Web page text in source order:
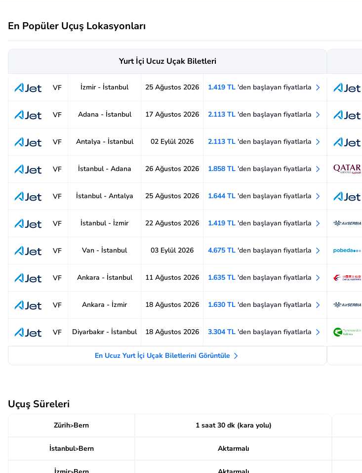
En Popüler Uçuş Lokasyonları
Yurt İçi Ucuz Uçak Biletleri
VF İzmir - İstanbul 25 Ağustos 2026 1.419 TL'den başlayan fiyatlarla
VF Adana - İstanbul 17 Ağustos 2026 2.113 TL'den başlayan fiyatlarla
VF Antalya - İstanbul 02 Eylül 2026 2.113 TL'den başlayan fiyatlarla
VF İstanbul - Adana 26 Ağustos 2026 1.858 TL'den başlayan fiyatlarla
VF İstanbul - Antalya 25 Ağustos 2026 1.644 TL'den başlayan fiyatlarla
VF İstanbul - İzmir 22 Ağustos 2026 1.419 TL'den başlayan fiyatlarla
VF Van - İstanbul 03 Eylül 2026 4.675 TL'den başlayan fiyatlarla
VF Ankara - İstanbul 11 Ağustos 2026 1.635 TL'den başlayan fiyatlarla
VF Ankara - İzmir 18 Ağustos 2026 1.630 TL'den başlayan fiyatlarla
VF Diyarbakır - İstanbul 18 Ağustos 2026 3.304 TL'den başlayan fiyatlarla
En Ucuz Yurt İçi Uçak Biletlerini Görüntüle
Uçuş Süreleri
Zürih>Bern 1 saat 30 dk (kara yolu)
İstanbul>Bern Aktarmalı